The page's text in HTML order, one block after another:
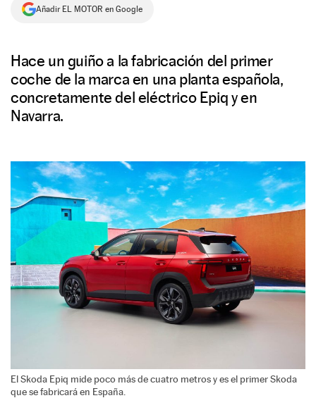
SÍGUENOS
Añadir EL MOTOR en Google
Hace un guiño a la fabricación del primer
coche de la marca en una planta española,
concretamente del eléctrico Epiq y en
Navarra.
El Skoda Epiq mide poco más de cuatro metros y es el primer Skoda
que se fabricará en España.